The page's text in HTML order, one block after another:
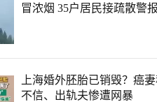
冒浓烟 35户居民接疏散警
上海婚外胚胎已销毁？癌
不信、出轨夫惨遭网暴